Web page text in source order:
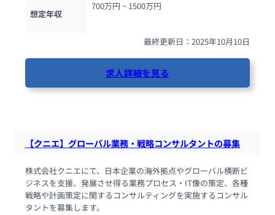
想定年収
700万円 ~ 1500万円
最終更新日：2025年10月10日
求人詳細を見る
【クニエ】グローバル業務・戦略コンサルタントの募集
株式会社クニエにて、日本企業の海外拠点やグローバル横断ビ
ジネスを支援、発展させ得る業務プロセス・IT像の策定、各種
戦略や計画策定に関するコンサルティングを実施するコンサル
タントを募集します。